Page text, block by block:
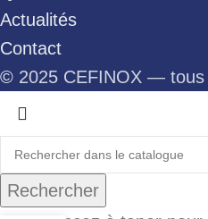
Actualités
Contact
© 2025 CEFINOX —
Rechercher